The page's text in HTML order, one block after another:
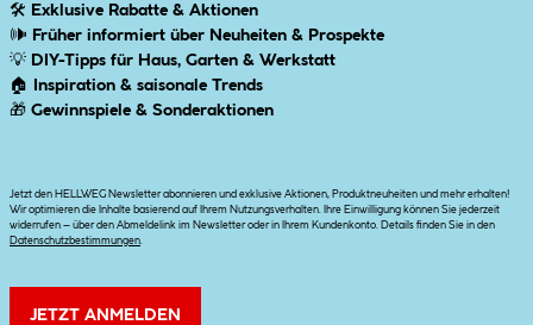
🛠 Exklusive Rabatte & Aktionen
🕪 Früher informiert über Neuheiten & Prospekte
💡 DIY-Tipps für Haus, Garten & Werkstatt
🏠
Inspiration & saisonale Trends
🎁 Gewinnspiele & Sonderaktionen
Jetzt den HELLWEG Newsletter abonnieren und exklusive Aktionen, Produktneuheiten und mehr erhalten!
Wir optimieren die Inhalte basierend auf Ihrem Nutzungsverhalten. Ihre Einwilligung können Sie jederzeit
widerrufen – über den Abmeldelink im Newsletter oder in Ihrem Kundenkonto. Details finden Sie in den
Datenschutzbestimmungen
JETZT ANMELDEN